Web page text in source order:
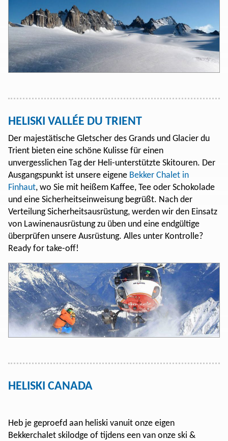
HELISKI VALLÉE DU TRIENT
Der majestätische Gletscher des Grands und Glacier du
Trient bieten eine schöne Kulisse für einen
unvergesslichen Tag der Heli-unterstützte Skitouren. Der
Ausgangspunkt ist unsere eigene Bekker Chalet in
Finhaut, wo Sie mit heißem Kaffee, Tee oder Schokolade
und eine Sicherheitseinweisung begrüßt. Nach der
Verteilung Sicherheitsausrüstung, werden wir den Einsatz
von Lawinenausrüstung zu üben und eine endgültige
überprüfen unsere Ausrüstung. Alles unter Kontrolle?
Ready for take-off!
HELISKI CANADA
Heb je geproefd aan heliski vanuit onze eigen
Bekkerchalet skilodge of tijdens een van onze ski &